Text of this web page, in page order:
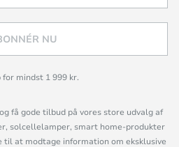
NU
for mindst 1 999 kr.
få gode tilbud på vores store udvalg af
solcellelamper, smart home-produkter
at modtage information om eksklusive